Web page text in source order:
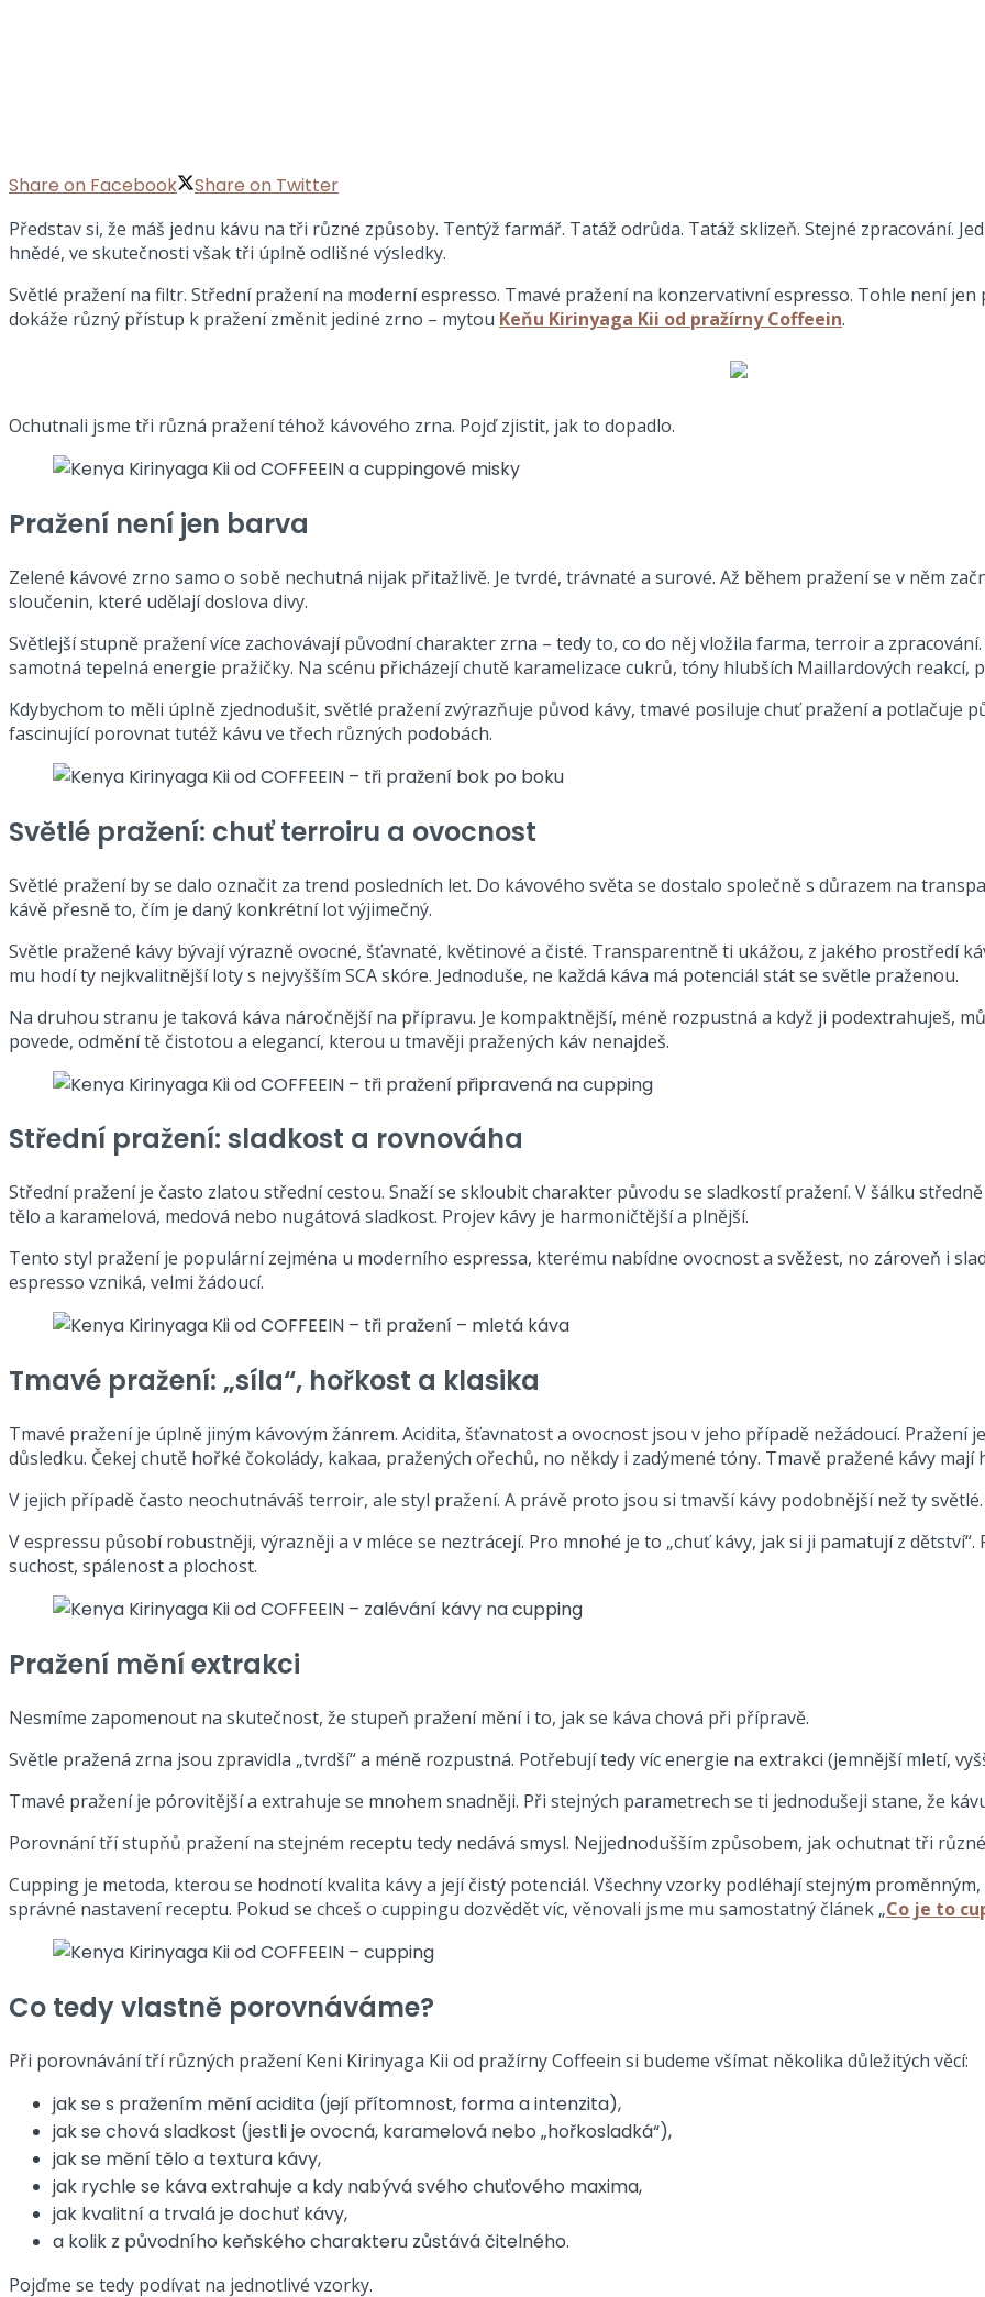
Share on Facebook Share on Twitter
Představ si, že máš jednu kávu na tři různé způsoby. Tentýž farmář. Tatáž odrůda. Tatáž sklizeň. Stejné zpracování.
hnědé, ve skutečnosti však tři úplně odlišné výsledky.
Světlé pražení na filtr. Střední pražení na moderní espresso. Tmavé pražení na konzervativní espresso. Tohle není
dokáže různý přístup k pražení změnit jediné zrno – mytou Keňu Kirinyaga Kii od pražírny Coffeein.
Ochutnali jsme tři různá pražení téhož kávového zrna. Pojď zjistit, jak to dopadlo.
Pražení není jen barva
Zelené kávové zrno samo o sobě nechutná nijak přitažlivě. Je tvrdé, trávnaté a surové. Až během pražení se v něm
sloučenin, které udělají doslova divy.
Světlejší stupně pražení více zachovávají původní charakter zrna – tedy to, co do něj vložila farma, terroir a
samotná tepelná energie pražičky. Na scénu přicházejí chutě karamelizace cukrů, tóny hlubších Maillardových reakcí,
Kdybychom to měli úplně zjednodušit, světlé pražení zvýrazňuje původ kávy, tmavé posiluje chuť pražení a potlačuje
fascinující porovnat tutéž kávu ve třech různých podobách.
Světlé pražení: chuť terroiru a ovocnost
Světlé pražení by se dalo označit za trend posledních let. Do kávového světa se dostalo společně s důrazem na
kávě přesně to, čím je daný konkrétní lot výjimečný.
Světle pražené kávy bývají výrazně ovocné, šťavnaté, květinové a čisté. Transparentně ti ukážou, z jakého prostředí
mu hodí ty nejkvalitnější loty s nejvyšším SCA skóre. Jednoduše, ne každá káva má potenciál stát se světle praženou.
Na druhou stranu je taková káva náročnější na přípravu. Je kompaktnější, méně rozpustná a když ji podextrahuješ,
povede, odmění tě čistotou a elegancí, kterou u tmavěji pražených káv nenajdeš.
Střední pražení: sladkost a rovnováha
Střední pražení je často zlatou střední cestou. Snaží se skloubit charakter původu se sladkostí pražení. V šálku
tělo a karamelová, medová nebo nugátová sladkost. Projev kávy je harmoničtější a plnější.
Tento styl pražení je populární zejména u moderního espressa, kterému nabídne ovocnost a svěžest, no zároveň i
espresso vzniká, velmi žádoucí.
Tmavé pražení: „síla“, hořkost a klasika
Tmavé pražení je úplně jiným kávovým žánrem. Acidita, šťavnatost a ovocnost jsou v jeho případě nežádoucí.
důsledku. Čekej chutě hořké čokolády, kakaa, pražených ořechů, no někdy i zadýmené tóny. Tmavě pražené kávy
V jejich případě často neochutnáváš terroir, ale styl pražení. A právě proto jsou si tmavší kávy podobnější než ty světlé.
V espressu působí robustněji, výrazněji a v mléce se neztrácejí. Pro mnohé je to „chuť kávy, jak si ji pamatují z
suchost, spálenost a plochost.
Pražení mění extrakci
Nesmíme zapomenout na skutečnost, že stupeň pražení mění i to, jak se káva chová při přípravě.
Světle pražená zrna jsou zpravidla „tvrdší“ a méně rozpustná. Potřebují tedy víc energie na extrakci (jemnější mletí,
Tmavé pražení je pórovitější a extrahuje se mnohem snadněji. Při stejných parametrech se ti jednodušeji stane, že
Porovnání tří stupňů pražení na stejném receptu tedy nedává smysl. Nejjednodušším způsobem, jak ochutnat tři
Cupping je metoda, kterou se hodnotí kvalita kávy a její čistý potenciál. Všechny vzorky podléhají stejným
správné nastavení receptu. Pokud se chceš o cuppingu dozvědět víc, věnovali jsme mu samostatný článek „Co je to
Co tedy vlastně porovnáváme?
Při porovnávání tří různých pražení Keni Kirinyaga Kii od pražírny Coffeein si budeme všímat několika důležitých věcí:
jak se s pražením mění acidita (její přítomnost, forma a intenzita),
jak se chová sladkost (jestli je ovocná, karamelová nebo „hořkosladká“),
jak se mění tělo a textura kávy,
jak rychle se káva extrahuje a kdy nabývá svého chuťového maxima,
jak kvalitní a trvalá je dochuť kávy,
a kolik z původního keňského charakteru zůstává čitelného.
Pojďme se tedy podívat na jednotlivé vzorky.